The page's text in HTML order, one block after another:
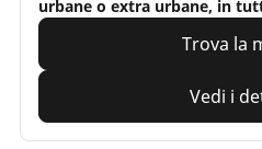
urbane o extra urbane, in
Trova la
Vedi i